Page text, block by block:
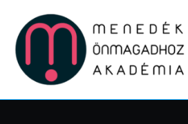
content